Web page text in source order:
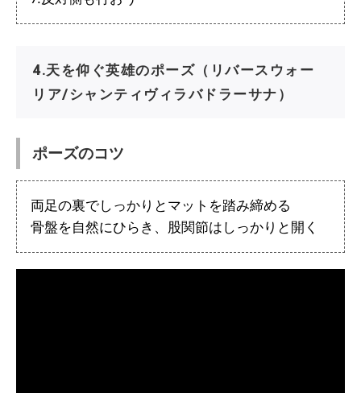
4.天を仰ぐ英雄のポーズ（リバースウォー
リア/シャンティヴィラバドラーサナ）
ポーズのコツ
両足の裏でしっかりとマットを踏み締める
骨盤を自然にひらき、股関節はしっかりと開く